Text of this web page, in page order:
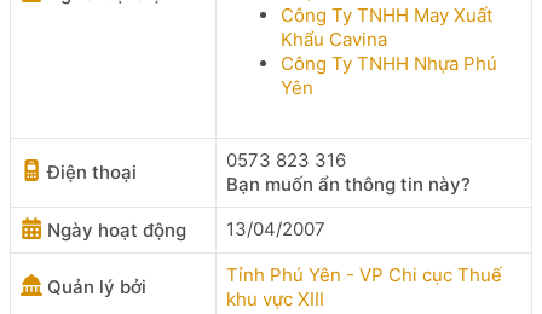
Công Ty TNHH May Xuất
Khẩu Cavina
Công Ty TNHH Nhựa Phú
Yên
Điện thoại
0573 823 316
Bạn muốn ẩn thông tin này?
Ngày hoạt động
13/04/2007
Quản lý bởi
Tỉnh Phú Yên - VP Chi cục Thuế
khu vực XIII